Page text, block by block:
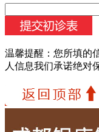
温馨提醒： 您所填的
人信息我们承诺绝对